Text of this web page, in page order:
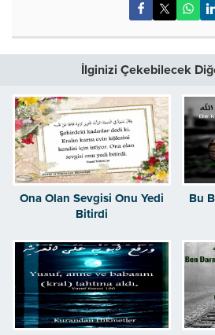
İlginizi Çekebilecek
Ona Olan Sevgisi Onu Yedi
Bitirdi
Bu